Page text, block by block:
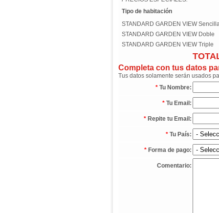
Tipo de habitación
STANDARD GARDEN VIEW
STANDARD GARDEN VIEW Doble
STANDARD GARDEN VIEW Triple
Completa con tus datos
Tus datos solamente serán usados
* Tu Nombre:
* Tu Email:
* Repite tu Email:
* Tu País:
* Forma de pago:
Comentario: